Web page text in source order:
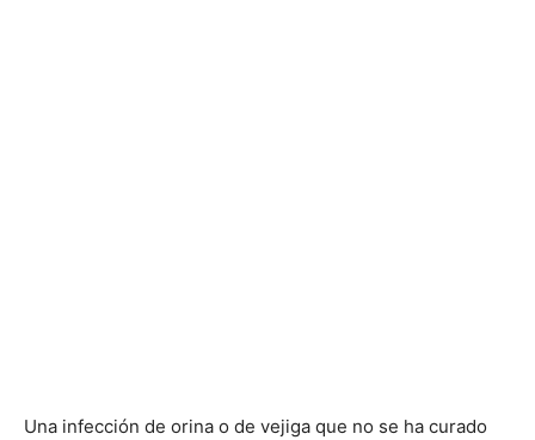
Una infección de orina o de vejiga que no se ha curado